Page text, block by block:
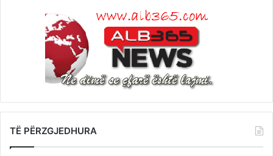
TË PËRZGJEDHURA